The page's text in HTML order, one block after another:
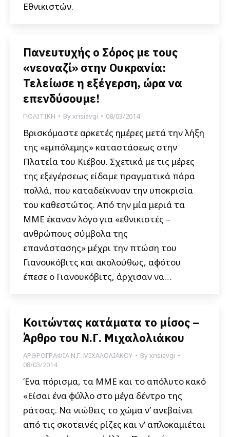
Εθνικιστών.
Πανευτυχής ο Σόρος με τους
«νεοναζί» στην Ουκρανία:
Τελείωσε η εξέγερση, ώρα να
επενδύσουμε!
ΠΟΛΙΤΙΚΗ Byxrisiavgi 08/03/2014
Βρισκόμαστε αρκετές ημέρες μετά την λήξη
της «εμπόλεμης» καταστάσεως στην
Πλατεία του Κιέβου. Σχετικά με τις μέρες
της εξεγέρσεως είδαμε πραγματικά πάρα
πολλά, που καταδείκνυαν την υποκρισία
του καθεστώτος. Από την μία μεριά τα
ΜΜΕ έκαναν λόγο για «εθνικιστές –
ανθρώπους σύμβολα της
επανάστασης» μέχρι την πτώση του
Γιανουκόβιτς και ακολούθως, αφότου
έπεσε ο Γιανουκόβιτς, άρχισαν να…
Κοιτώντας κατάματα το μίσος –
Άρθρο του Ν.Γ. Μιχαλολιάκου
ΑΡΘΡΟΓΡΑΦΙΑ Ν.Γ. ΜΙΧΑΛΟΛΙΑΚΟΥ Byxrisiavgi
08/03/2014
Ένα πόρισμα, τα ΜΜΕ και το απόλυτο κακό
«Είσαι ένα φύλλο στο μέγα δέντρο της
ράτσας. Να νιώθεις το χώμα ν’ ανεβαίνει
από τις σκοτεινές ρίζες και ν’ απλοκαμιέται